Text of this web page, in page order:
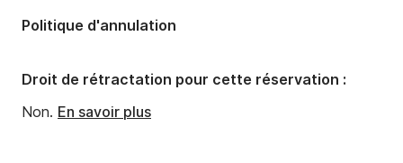
Tirant d'eau:2.2m
Puissance moteur:40cv
Politique d'annulation
Droit de rétractation pour cette réservation :
Non. En savoir plus